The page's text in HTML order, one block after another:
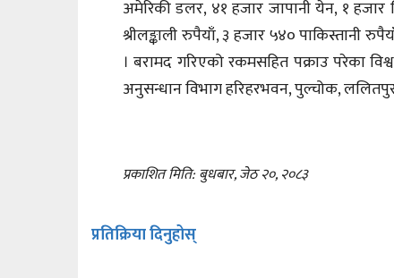
अमेरिकी डलर, ४१ हजार जापानी येन, १ हजार
श्रीलङ्काली रुपैयाँ, ३ हजार ५४० पाकिस्तानी
। बरामद गरिएको रकमसहित पक्राउ परेका
अनुसन्धान विभाग हरिहरभवन, पुल्चोक,
प्रकाशित मिति: बुधबार, जेठ २०, २०८३
प्रतिक्रिया दिनुहोस्